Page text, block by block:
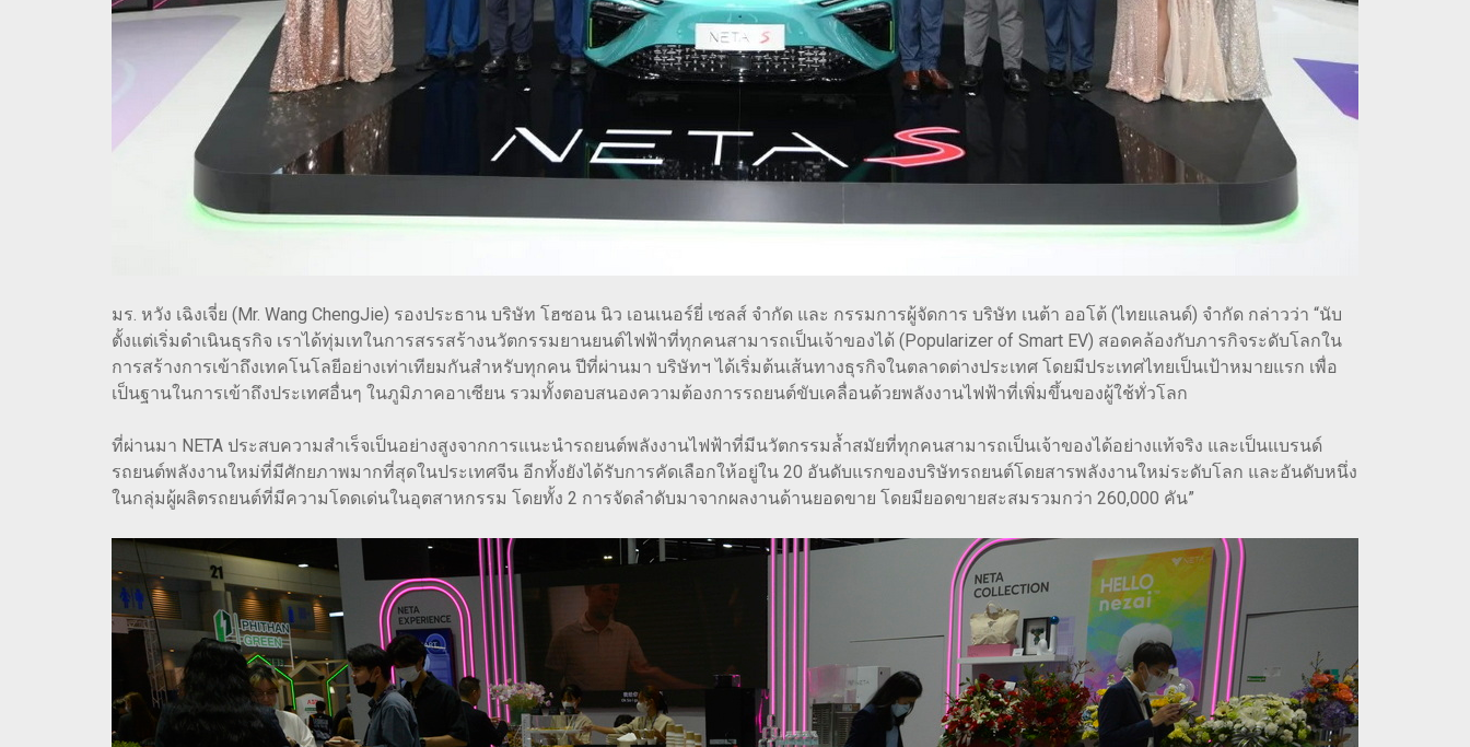
มร. หวัง เฉิงเจี่ย (Mr. Wang ChengJie) รองประธาน บริษัท โฮซอน นิว เอนเนอร์ยี่ เซลส์ จำกัด และ กรรมการผู้จัดการ บริษัท เนต้า ออโต้ (ไทยแลนด์) จำกัด กล่าวว่า “นับ
ตั้งแต่เริ่มดำเนินธุรกิจ เราได้ทุ่มเทในการสรรสร้างนวัตกรรมยานยนต์ไฟฟ้าที่ทุกคนสามารถเป็นเจ้าของได้ (Popularizer of Smart EV) สอดคล้องกับภารกิจระดับโลกใน
การสร้างการเข้าถึงเทคโนโลยีอย่างเท่าเทียมกันสําหรับทุกคน ปีที่ผ่านมา บริษัทฯ ได้เริ่มต้นเส้นทางธุรกิจในตลาดต่างประเทศ โดยมีประเทศไทยเป็นเป้าหมายแรก เพื่อ
เป็นฐานในการเข้าถึงประเทศอื่นๆ ในภูมิภาคอาเซียน รวมทั้งตอบสนองความต้องการรถยนต์ขับเคลื่อนด้วยพลังงานไฟฟ้าที่เพิ่มขึ้นของผู้ใช้ทั่วโลก
ที่ผ่านมา NETA ประสบความสำเร็จเป็นอย่างสูงจากการแนะนำรถยนต์พลังงานไฟฟ้าที่มีนวัตกรรมล้ำสมัยที่ทุกคนสามารถเป็นเจ้าของได้อย่างแท้จริง และเป็นแบรนด์
รถยนต์พลังงานใหม่ที่มีศักยภาพมากที่สุดในประเทศจีน อีกทั้งยังได้รับการคัดเลือกให้อยู่ใน 20 อันดับแรกของบริษัทรถยนต์โดยสารพลังงานใหม่ระดับโลก และอันดับหนึ่ง
ในกลุ่มผู้ผลิตรถยนต์ที่มีความโดดเด่นในอุตสาหกรรม โดยทั้ง 2 การจัดลำดับมาจากผลงานด้านยอดขาย โดยมียอดขายสะสมรวมกว่า 260,000 คัน”